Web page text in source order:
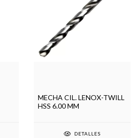
MECHA CIL. LENOX-TWILL
HSS 6.00 MM
DETALLES